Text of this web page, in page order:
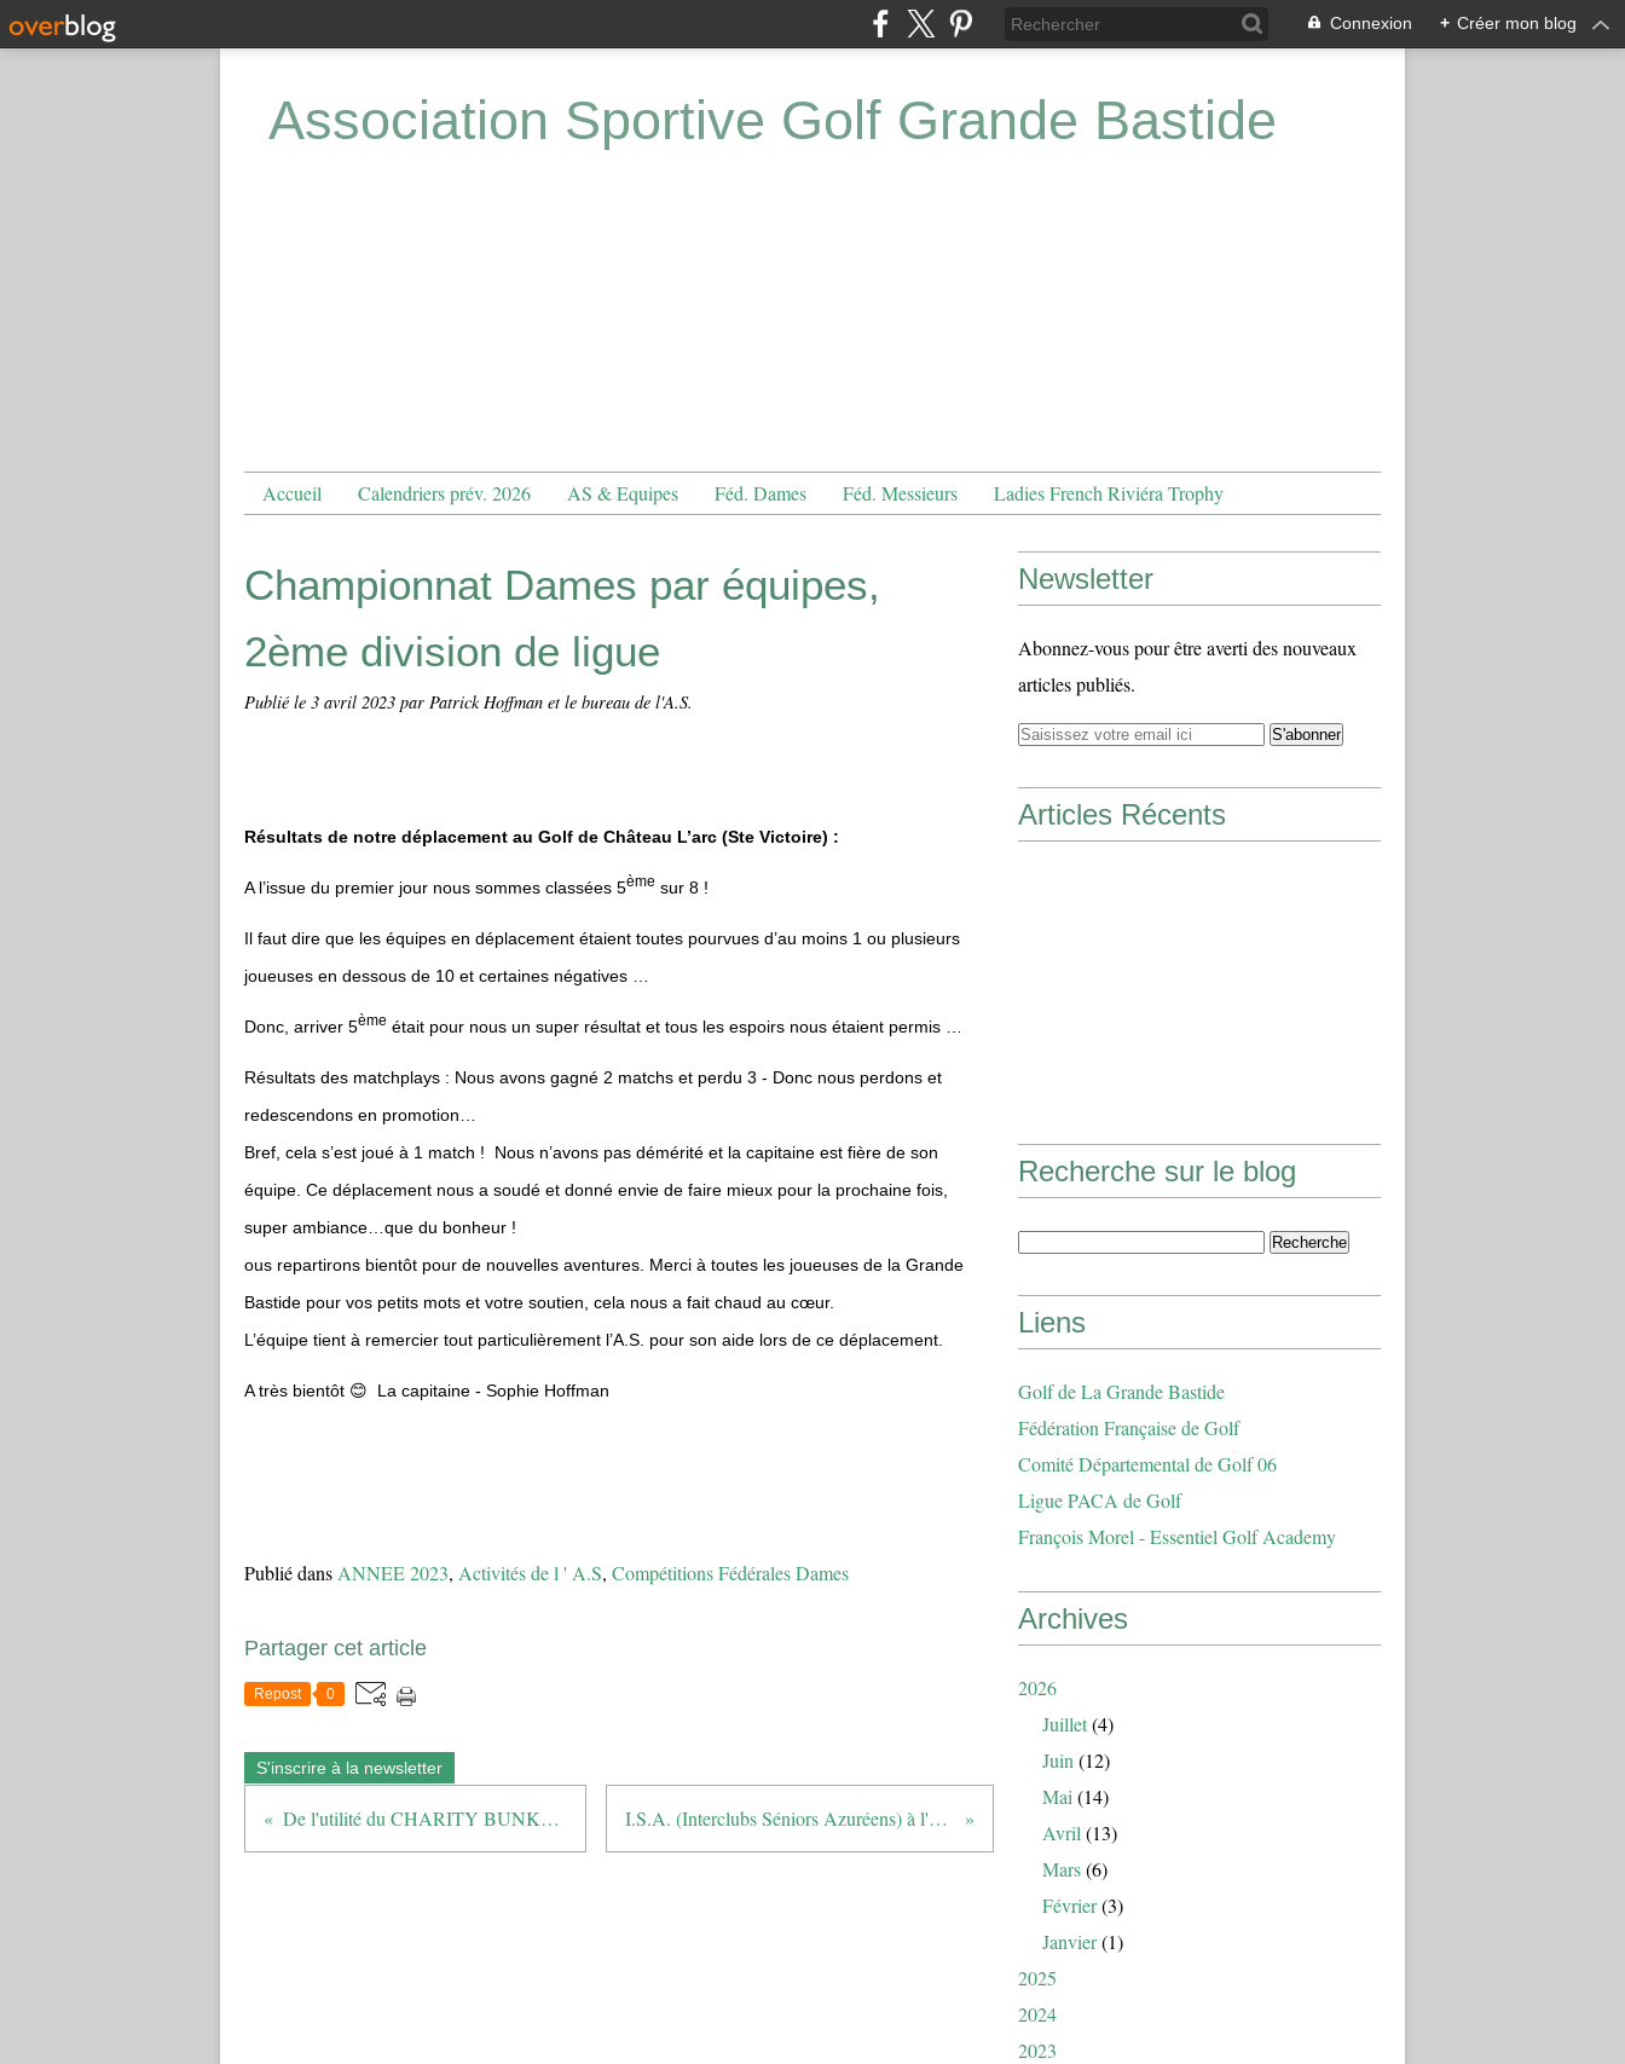
Connexion + Créer mon blog
Association Sportive Golf Grande Bastide
Accueil Calendriers prév. 2026 AS & Equipes Féd. Dames Féd. Messieurs Ladies French Riviéra Trophy
Championnat Dames par équipes,
2ème division de ligue
Publié le 3 avril 2023 par Patrick Hoffman et le bureau de l'A.S.
Résultats de notre déplacement au Golf de Château L’arc (Ste Victoire) :
A l’issue du premier jour nous sommes classées 5ème sur 8 !
Il faut dire que les équipes en déplacement étaient toutes pourvues d’au moins 1 ou plusieurs
joueuses en dessous de 10 et certaines négatives …
Donc, arriver 5ème était pour nous un super résultat et tous les espoirs nous étaient permis …
Résultats des matchplays : Nous avons gagné 2 matchs et perdu 3 - Donc nous perdons et
redescendons en promotion…
Bref, cela s’est joué à 1 match ! Nous n’avons pas démérité et la capitaine est fière de son
équipe. Ce déplacement nous a soudé et donné envie de faire mieux pour la prochaine fois,
super ambiance…que du bonheur !
ous repartirons bientôt pour de nouvelles aventures. Merci à toutes les joueuses de la Grande
Bastide pour vos petits mots et votre soutien, cela nous a fait chaud au cœur.
L’équipe tient à remercier tout particulièrement l’A.S. pour son aide lors de ce déplacement.
A très bientôt 😊 La capitaine - Sophie Hoffman
Publié dans ANNEE 2023, Activités de l ' A.S, Compétitions Fédérales Dames
Partager cet article
Repost 0
S'inscrire à la newsletter
De l'utilité du CHARITY BUNKER … I.S.A. (Interclubs Séniors Azuréens) à l'Estérel
Newsletter
Abonnez-vous pour être averti des nouveaux
articles publiés.
Articles Récents
Recherche sur le blog
Liens
Golf de La Grande Bastide
Fédération Française de Golf
Comité Départemental de Golf 06
Ligue PACA de Golf
François Morel - Essentiel Golf Academy
Archives
2026
Juillet(4)
Juin (12)
Mai (14)
Avril (13)
Mars(6)
Février(3)
Janvier(1)
2025
2024
2023